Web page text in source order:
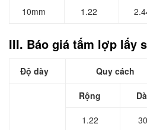
10mm 1.22
III. Báo giá tấm lợp lấy
Độ dày Quy cách
Rộng
1.22 30